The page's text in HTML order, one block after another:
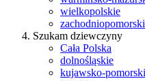
wielkopolskie
Szukam dziewczyny
Cała Polska
dolnośląskie
kujawsko-